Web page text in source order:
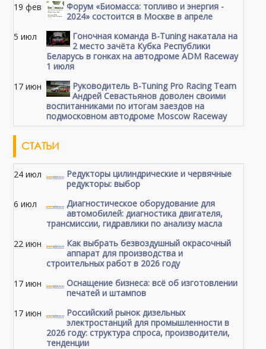
19 фев
Форум «Биомасса: топливо и энергия -
2024» состоится в Москве в апреле
5 июл
Гоночная команда B-Tuning накатала на
2 место зачёта Кубка Республики
Беларусь в гонках на автодроме ADM Raceway
1 июля
17 июн
Руководитель B-Tuning Pro Racing Team
Андрей Севастьянов доволен своими
воспитанниками по итогам заездов на
подмосковном автодроме Moscow Raceway
СТАТЬИ
24 июл
Редукторы цилиндрические и червячные
редукторы: выбор
6 июл
Диагностическое оборудование для
автомобилей: диагностика двигателя,
трансмиссии, гидравлики по анализу масла
22 июн
Как выбрать безвоздушный окрасочный
аппарат для производства и
строительных работ в 2026 году
17 июн
Оснащение бизнеса: всё об изготовлении
печатей и штампов
17 июн
Российский рынок дизельных
электростанций для промышленности в
2026 году: структура спроса, производители,
тенденции